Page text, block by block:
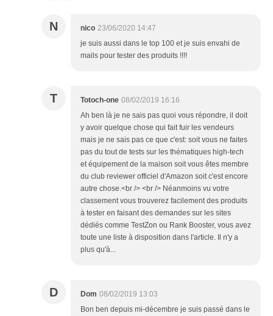
N nico 23/06/2020 14:47
je suis aussi dans le top 100 et je suis envahi de
mails pour tester des produits !!!!
T Totoch-one 08/02/2019 16:16
Ah ben là je ne sais pas quoi vous répondre, il doit
y avoir quelque chose qui fait fuir les vendeurs
mais je ne sais pas ce que c'est: soit vous ne faites
pas du tout de tests sur les thématiques high-tech
et équipement de la maison soit vous êtes membre
du club reviewer officiel d'Amazon soit c'est encore
autre chose.<br /> <br /> Néanmoins vu votre
classement vous trouverez facilement des produits
à tester en faisant des demandes sur les sites
dédiés comme TestZon ou Rank Booster, vous avez
toute une liste à disposition dans l'article. Il n'y a
plus qu'à...
D Dom 08/02/2019 13:03
Bon ben depuis mi-décembre je suis passé dans le